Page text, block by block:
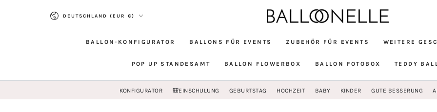
Land/Region
DEUTSCHLAND (EUR €)
BALLON-KONFIGURATOR BALLONS FÜR EVENTS ZUBEHÖR FÜR EVENTS WEITERE
POP UP STANDESAMT BALLON FLOWERBOX BALLON FOTOBOX TEDDY
KONFIGURATOR 🎒EINSCHULUNG GEBURTSTAG HOCHZEIT BABY KINDER GUTE BESSERUNG